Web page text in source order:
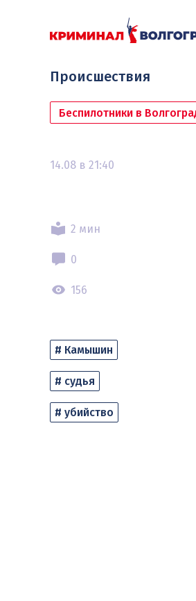
Происшествия
Беспилотники в
14.08 в 21:40
2 мин
0
156
# Камышин
# судья
# убийство